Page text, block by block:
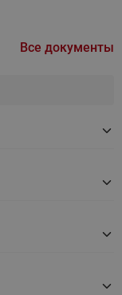
Все документы